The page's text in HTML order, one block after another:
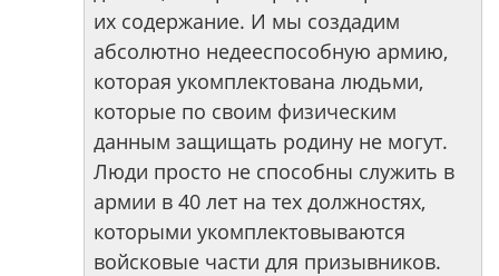
их содержание. И мы создадим
абсолютно недееспособную армию,
которая укомплектована людьми,
которые по своим физическим
данным защищать родину не могут.
Люди просто не способны служить в
армии в 40 лет на тех должностях,
которыми укомплектовываются
войсковые части для призывников.